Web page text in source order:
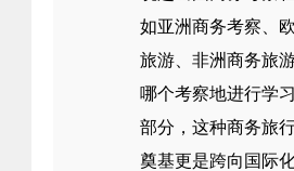
如亚洲商务考察、
旅游、非洲商务旅
哪个考察地进行学
部分，这种商务旅
奠基更是跨向国际